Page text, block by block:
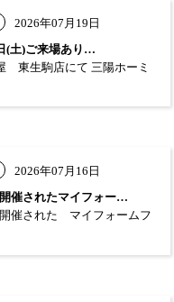
2026年07月19日
(土)ご来場あり…
東生駒店にて 三陽ホーミ
2026年07月16日
催されたマイフォー…
催された マイフォームフ